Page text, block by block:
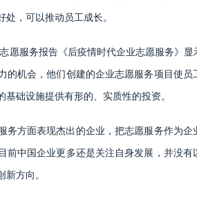
，可以推动员工成长。
愿服务报告《后疫情时代企业志愿服务》
的机会，他们创建的企业志愿服务项目使
础设施提供有形的、实质性的投资。
务方面表现杰出的企业，把志愿服务作为
前中国企业更多还是关注自身发展，并没
方向。